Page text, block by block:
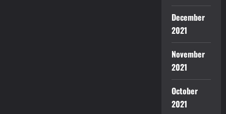
December
2021
November
2021
October
2021